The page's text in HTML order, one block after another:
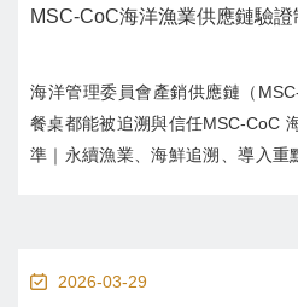
MSC-CoC海洋漁業供應鏈驗證
海洋管理委員會產銷供應鏈（
餐桌都能被追溯與信任MSC-CoC
準｜永續漁業、海鮮追溯、導入重
2026-03-29